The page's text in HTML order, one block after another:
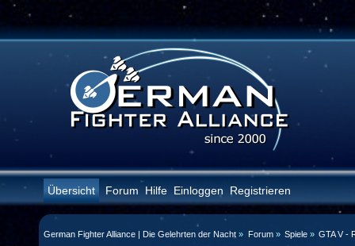
Übersicht Forum Hilfe Einloggen Registrieren
German Fighter Alliance | Die Gelehrten der Nacht » Forum» Spiele» GTA V -